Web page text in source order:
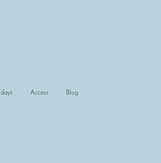
Access Blog